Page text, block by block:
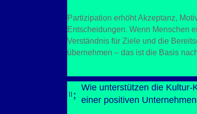
Partizipation erhöht Akzeptanz,
Entscheidungen. Wenn Menschen
Verständnis für Ziele und die
übernehmen – das ist die Basis
=;
Wie unterstützen die Kultur-
einer positiven